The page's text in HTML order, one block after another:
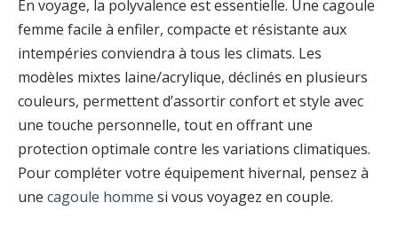
En voyage, la polyvalence est essentielle. Une cagoule
femme facile à enfiler, compacte et résistante aux
intempéries conviendra à tous les climats. Les
modèles mixtes laine/acrylique, déclinés en plusieurs
couleurs, permettent d’assortir confort et style avec
une touche personnelle, tout en offrant une
protection optimale contre les variations climatiques.
Pour compléter votre équipement hivernal, pensez à
une cagoule homme si vous voyagez en couple.